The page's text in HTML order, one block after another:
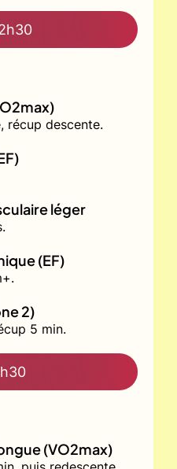
récup descente.
léger
(EF)
2)
5 min.
(VO2max)